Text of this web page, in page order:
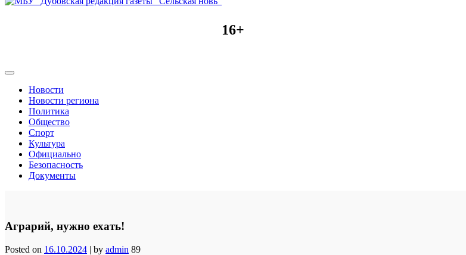
16+
Новости
Новости региона
Политика
Общество
Спорт
Культура
Официально
Безопасность
Документы
Аграрий, нужно ехать!
Posted on 16.10.2024 | by admin 89